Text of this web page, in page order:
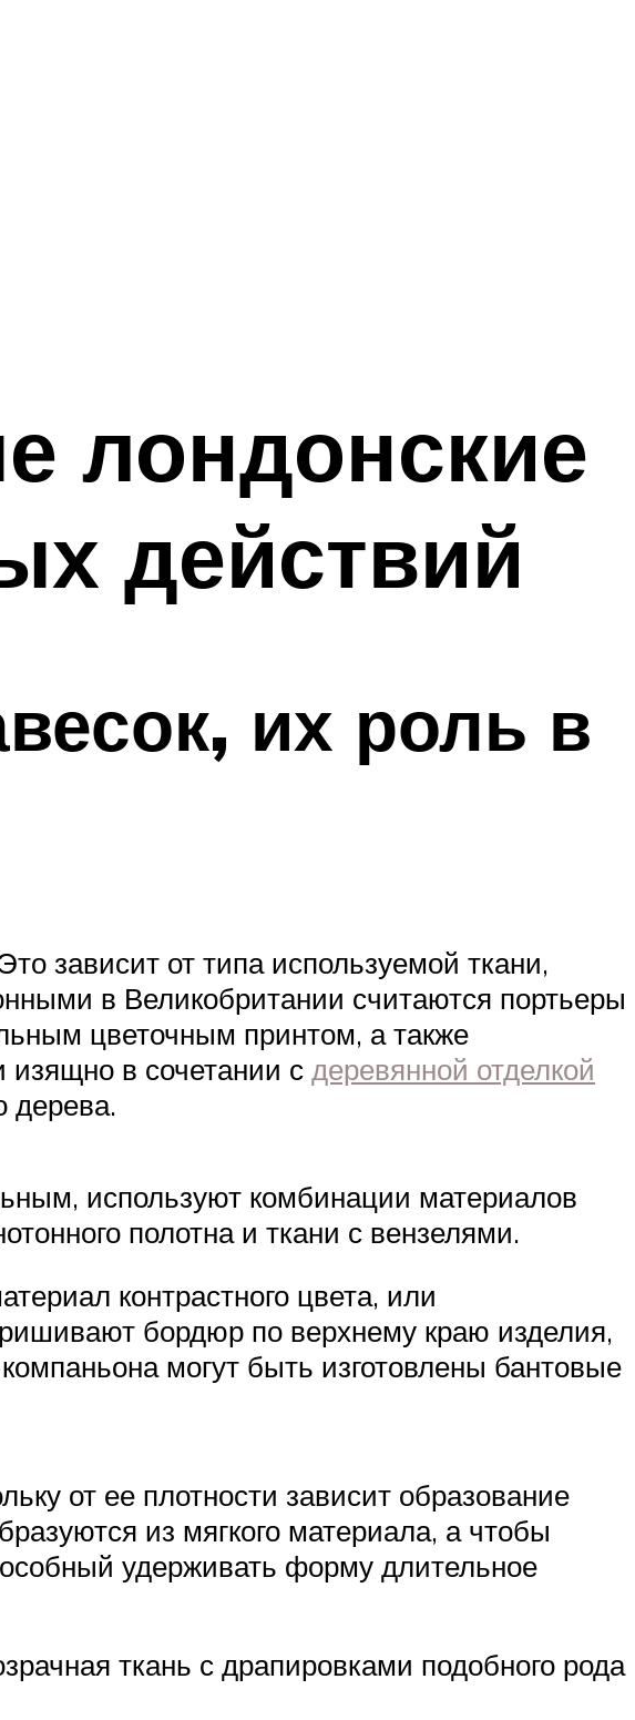
лондонские
действий
их роль в
зависит от типа используемой ткани,
в Великобритании считаются портьеры
цветочным принтом, а также
в сочетании с деревянной отделкой
дерева.
используют комбинации материалов
полотна и ткани с вензелями.
контрастного цвета, или
бордюр по верхнему краю изделия,
могут быть изготовлены бантовые
от ее плотности зависит образование
из мягкого материала, а чтобы
удерживать форму длительное
ткань с драпировками подобного рода